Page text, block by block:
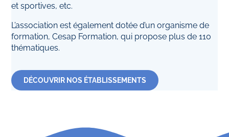
et sportives, etc.
L’association est également dotée d’un organisme de
formation, Cesap Formation, qui propose plus de 110
thématiques.
DÉCOUVRIR NOS ÉTABLISSEMENTS